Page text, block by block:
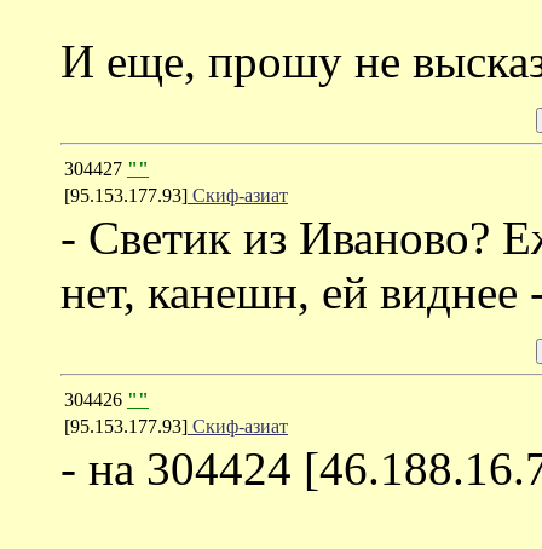
И еще, прошу не
304427 ""
[95.153.177.93] Скиф-азиат
- Светик из Иваново?
нет, канешн, ей
304426 ""
[95.153.177.93] Скиф-азиат
- на 304424